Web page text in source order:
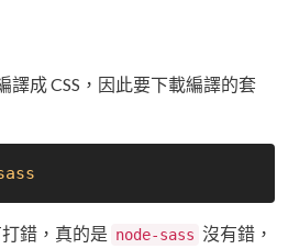
譯成 CSS，因此要下載編譯的套
錯，真的是 node-sass 沒有錯，